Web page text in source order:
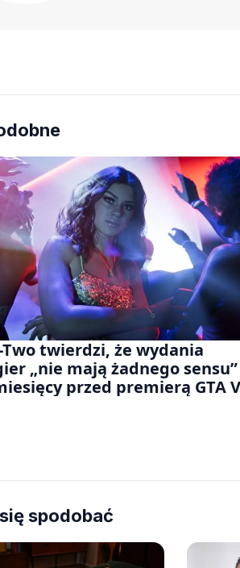
Two twierdzi, że wydania
„nie mają żadnego sensu”
przed premierą GTA
spodobać